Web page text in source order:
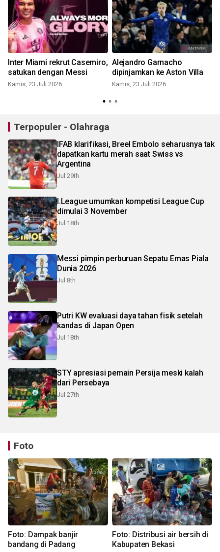
Inter Miami rekrut Casemiro,
satukan dengan Messi
Kamis, 23 Juli 2026
Alejandro Garnacho
dipinjamkan ke Aston Villa
Kamis, 23 Juli 2026
Terpopuler - Olahraga
IFAB klarifikasi, Breel Embolo seharusnya tak
dapatkan kartu merah saat Swiss vs
Argentina
Jul 29th
I.League umumkan kompetisi League Cup
dimulai 3 November
Jul 18th
Messi pimpin perburuan Sepatu Emas Piala
Dunia 2026
Jul 8th
Putri KW evaluasi daya tahan fisik setelah
kandas di Japan Open
Jul 18th
STY apresiasi pemain Persija meski kalah
dari Persebaya
Jul 27th
Foto
Foto: Dampak banjir
bandang di Padang
Foto: Distribusi air bersih di
Kabupaten Bekasi